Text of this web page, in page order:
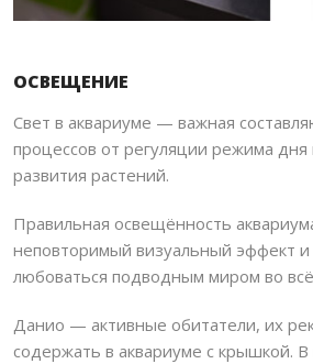
ОСВЕЩЕНИЕ
Свет в аквариуме — важная
процессов от регуляции режима дня
развития растений.
Правильная освещённость
неповторимый визуальный эффект
любоваться подводным миром во
Данио — активные обитатели, их
содержать в аквариуме с крышкой.